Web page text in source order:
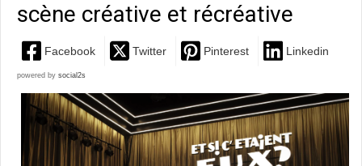
scène créative et récréative
Facebook Twitter Pinterest Linkedin
powered by social2s